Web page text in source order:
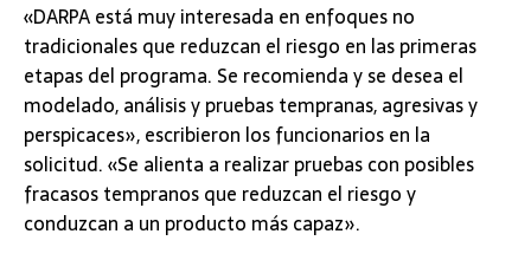
«DARPA está muy interesada en enfoques no
tradicionales que reduzcan el riesgo en las primeras
etapas del programa. Se recomienda y se desea el
modelado, análisis y pruebas tempranas, agresivas y
perspicaces», escribieron los funcionarios en la
solicitud. «Se alienta a realizar pruebas con posibles
fracasos tempranos que reduzcan el riesgo y
conduzcan a un producto más capaz».